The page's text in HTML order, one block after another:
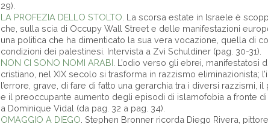
29).
LA PROFEZIA DELLO STOLTO . La scorsa estate in Israele è
che, sulla scia di Occupy Wall Street e delle manifestazioni
una politica che ha dimenticato la sua vera vocazione, quella di
condizioni dei palestinesi. Intervista a Zvi Schuldiner (pag. 30-31).
NON CI SONO NOMI ARABI . L’odio verso gli ebrei, manifestatosi
cristiano, nel XIX secolo si trasforma in razzismo eliminazionista;
l’errore, grave, di fare di fatto una gerarchia tra i diversi razzismi,
e il preoccupante aumento degli episodi di islamofobia a fronte
a Dominique Vidal (da pag. 32 a pag. 34).
OMAGGIO A DIEGO . Stephen Bronner ricorda Diego Rivera,